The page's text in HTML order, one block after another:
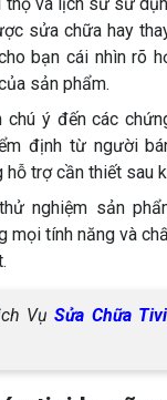
sửa chữa hay
bạn cái nhìn rõ
sản phẩm.
chú ý đến các
định từ người
hỗ trợ cần thiết sau
nghiệm sản
mọi tính năng và
VụSửa Chữa